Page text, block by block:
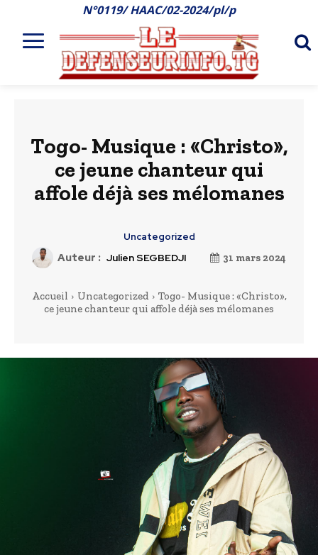
N°0119/ HAAC/02-2024/pl/p
Togo- Musique : «Christo»,
ce jeune chanteur qui
affole déjà ses mélomanes
Uncategorized
Auteur : Julien SEGBEDJI 31 mars 2024
Accueil Uncategorized
Togo- Musique : «Christo»,
ce jeune chanteur qui affole déjà ses mélomanes